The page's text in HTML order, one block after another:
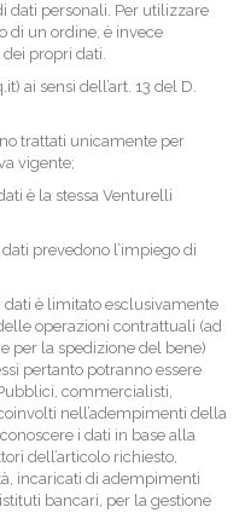
dati personali. Per utilizzare
di un ordine, è invece
dei propri dati.
ai sensi dell’art. 13 del D.
trattati unicamente per
vigente;
è la stessa Venturelli
prevedono l’impiego di
è limitato esclusivamente
operazioni contrattuali (ad
per la spedizione del bene)
pertanto potranno essere
commercialisti,
nell’adempimenti della
i dati in base alla
dell’articolo richiesto,
incaricati di adempimenti
bancari, per la gestione